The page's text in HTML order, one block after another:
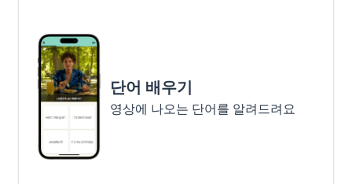
단어 배우기
영상에 나오는 단어를 알려드려요